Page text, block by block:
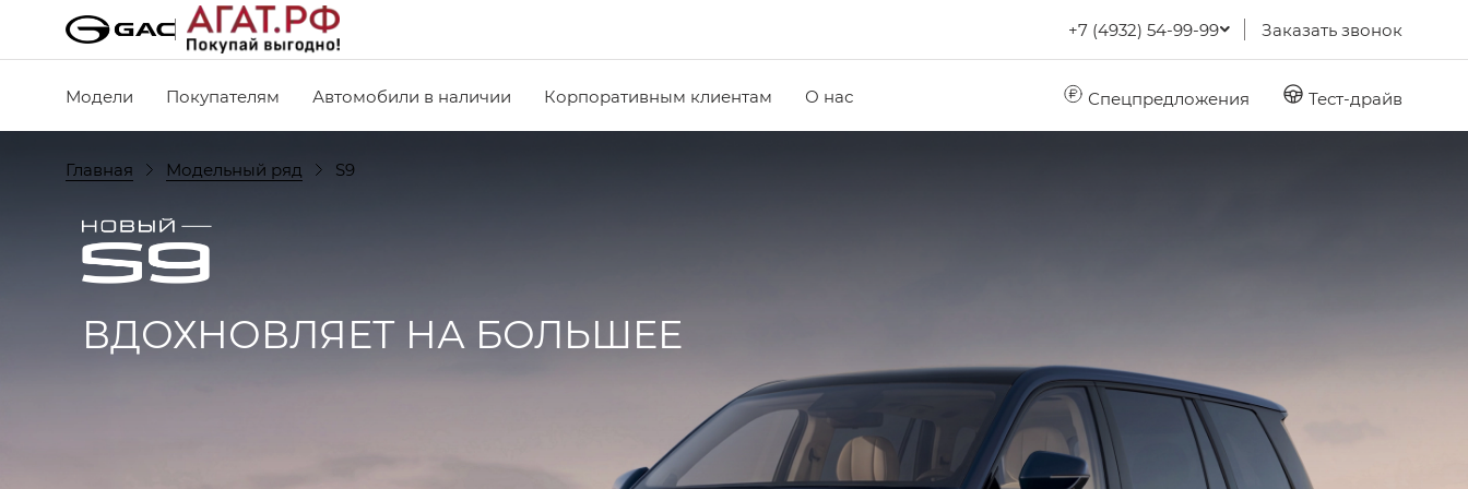
+7 (4932) 54-99-99 Заказать звонок
Модели Покупателям Автомобили в наличии Корпоративным клиентам О нас Спецпредложения Тест-драйв
Главная Модельный ряд S9
ВДОХНОВЛЯЕТ НА БОЛЬШЕЕ